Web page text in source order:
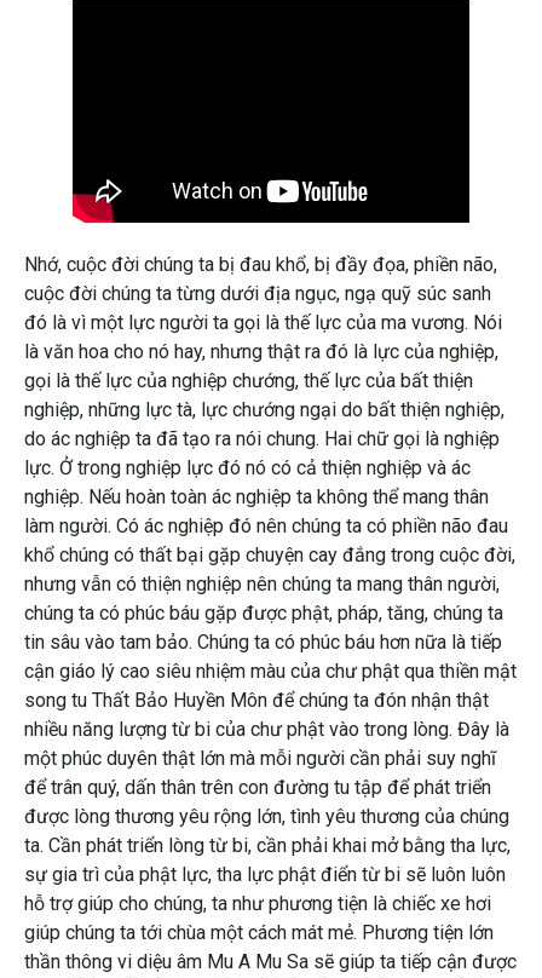
Nhớ, cuộc đời chúng ta bị đau khổ, bị đầy đọa, phiền não,
cuộc đời chúng ta từng dưới địa ngục, ngạ quỹ súc sanh
đó là vì một lực người ta gọi là thế lực của ma vương. Nói
là văn hoa cho nó hay, nhưng thật ra đó là lực của nghiệp,
gọi là thế lực của nghiệp chướng, thế lực của bất thiện
nghiệp, những lực tà, lực chướng ngại do bất thiện nghiệp,
do ác nghiệp ta đã tạo ra nói chung. Hai chữ gọi là nghiệp
lực. Ở trong nghiệp lực đó nó có cả thiện nghiệp và ác
nghiệp. Nếu hoàn toàn ác nghiệp ta không thể mang thân
làm người. Có ác nghiệp đó nên chúng ta có phiền não đau
khổ chúng có thất bại gặp chuyện cay đắng trong cuộc đời,
nhưng vẫn có thiện nghiệp nên chúng ta mang thân người,
chúng ta có phúc báu gặp được phật, pháp, tăng, chúng ta
tin sâu vào tam bảo. Chúng ta có phúc báu hơn nữa là tiếp
cận giáo lý cao siêu nhiệm màu của chư phật qua thiền mật
song tu Thất Bảo Huyền Môn để chúng ta đón nhận thật
nhiều năng lượng từ bi của chư phật vào trong lòng. Đây là
một phúc duyên thật lớn mà mỗi người cần phải suy nghĩ
để trân quý, dấn thân trên con đường tu tập để phát triển
được lòng thương yêu rộng lớn, tình yêu thương của chúng
ta. Cần phát triển lòng từ bi, cần phải khai mở bằng tha lực,
sự gia trì của phật lực, tha lực phật điển từ bi sẽ luôn luôn
hỗ trợ giúp cho chúng, ta như phương tiện là chiếc xe hơi
giúp chúng ta tới chùa một cách mát mẻ. Phương tiện lớn
thần thông vi diệu âm Mu A Mu Sa sẽ giúp ta tiếp cận được